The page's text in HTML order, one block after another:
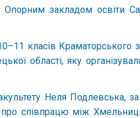
закладом освіти
класів
області, яку
Неля Подлевська,
про співпрацю між